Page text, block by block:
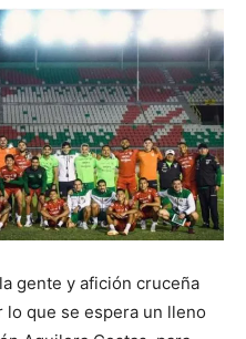
gente y afición cruceña
lo que se espera un lleno